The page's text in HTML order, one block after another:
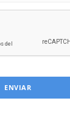
ENVIAR